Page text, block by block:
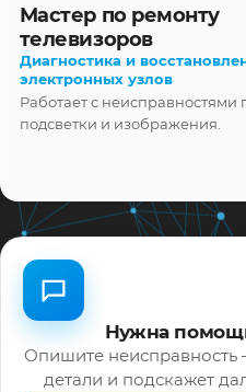
Мастер по ремонту
телевизоров
Диагностика и
электронных узлов
Работает с неисправностями
подсветки и изображения.
Нужна
Опишите неисправность
детали и подскажет